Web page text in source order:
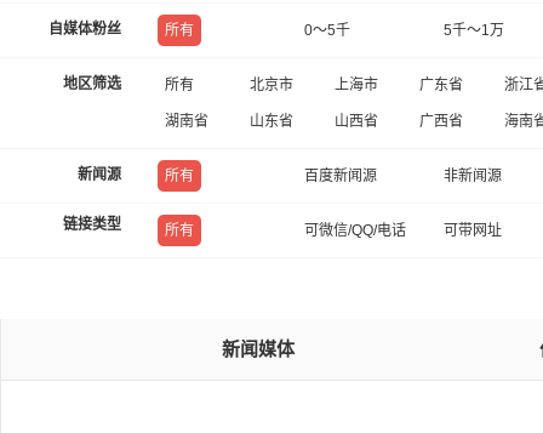
自媒体粉丝 所有 0～5千 5千～1万
地区筛选 所有 北京市 上海市 广东省 浙江
湖南省 山东省 山西省 广西省 海南
新闻源 所有 百度新闻源 非新闻源
链接类型 所有 可微信/QQ/电话 可带网址
新闻媒体